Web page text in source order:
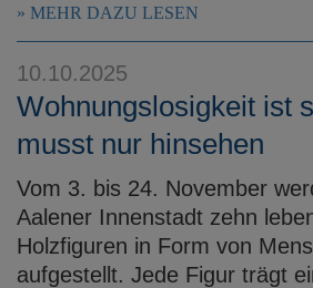
MEHR DAZU LESEN
10.10.2025
Wohnungslosigkeit ist
musst nur hinsehen
Vom 3. bis 24. November
Aalener Innenstadt zehn
Holzfiguren in Form von
aufgestellt. Jede Figur trägt